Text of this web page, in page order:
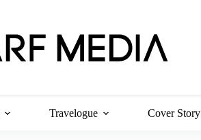
Travelogue Cover Story